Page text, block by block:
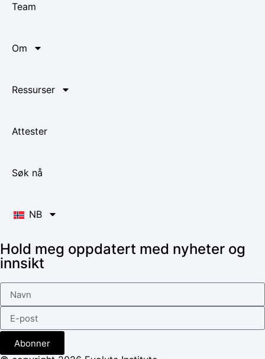
Team
Om
Ressurser
Attester
Søk nå
NB
Hold meg oppdatert med nyheter og
innsikt
Abonner